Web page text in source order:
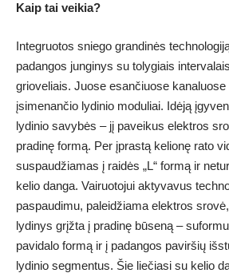
Kaip tai veikia?
Integruotos sniego grandinės
padangos junginys su tolygiais
grioveliais. Juose esančiuose
įsimenančio lydinio moduliai. Idėją
lydinio savybės – jį paveikus elektros
pradinę formą. Per įprastą kelionę rato
suspaudžiamas į raidės „L“ formą ir
kelio danga. Vairuotojui aktyvavus
paspaudimu, paleidžiama elektros
lydinys grįžta į pradinę būseną –
pavidalo formą ir į padangos paviršių
lydinio segmentus. Šie liečiasi su kelio